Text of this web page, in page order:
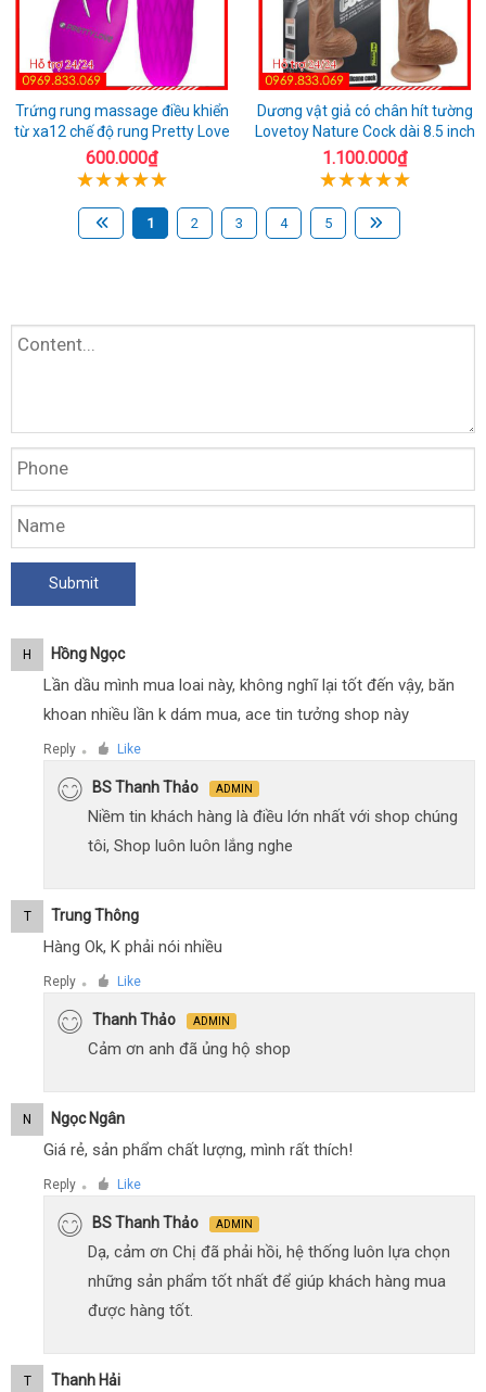
Trứng rung massage điều khiển
từ xa12 chế độ rung Pretty Love
600.000₫
Dương vật giả có chân hít tường
Lovetoy Nature Cock dài 8.5 inch
1.100.000₫
1 2 3 4 5
H Hồng Ngọc
Lần dầu mình mua loai này, không nghĩ lại tốt đến vậy, băn
khoan nhiều lần k dám mua, ace tin tưởng shop này
Reply ● Like
BS Thanh Thảo ADMIN
Niềm tin khách hàng là điều lớn nhất với shop chúng
tôi, Shop luôn luôn lắng nghe
T Trung Thông
Hàng Ok, K phải nói nhiều
Reply ● Like
Thanh Thảo ADMIN
Cảm ơn anh đã ủng hộ shop
N Ngọc Ngân
Giá rẻ, sản phẩm chất lượng, mình rất thích!
Reply ● Like
BS Thanh Thảo ADMIN
Dạ, cảm ơn Chị đã phải hồi, hệ thống luôn lựa chọn
những sản phẩm tốt nhất để giúp khách hàng mua
được hàng tốt.
T Thanh Hải